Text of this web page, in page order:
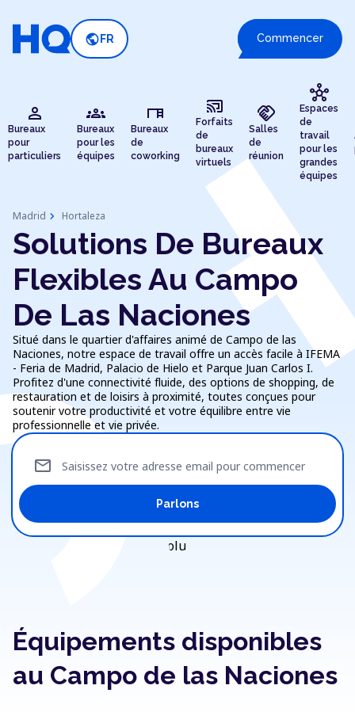
public FR Commencer
person
Bureaux
pour
particuliers
groups
Bureaux
pour les
équipes
desk
Bureaux
de
coworking
cast_connected
Forfaits
de
bureaux
virtuels
handshake
Salles
de
réunion
hub
Espaces
de
travail
pour les
grandes
équipes
Madrid chevron_right Hortaleza
Solutions De Bureaux
Flexibles Au Campo
De Las Naciones
Situé dans le quartier d'affaires animé de Campo de las
Naciones, notre espace de travail offre un accès facile à IFEMA
- Feria de Madrid, Palacio de Hielo et Parque Juan Carlos I.
Profitez d'une connectivité fluide, des options de shopping, de
restauration et de loisirs à proximité, toutes conçues pour
soutenir votre productivité et votre équilibre entre vie
professionnelle et vie privée.
Saisissez votre adresse email pour commencer
mail
Parlons
Équipements disponibles
au Campo de las Naciones